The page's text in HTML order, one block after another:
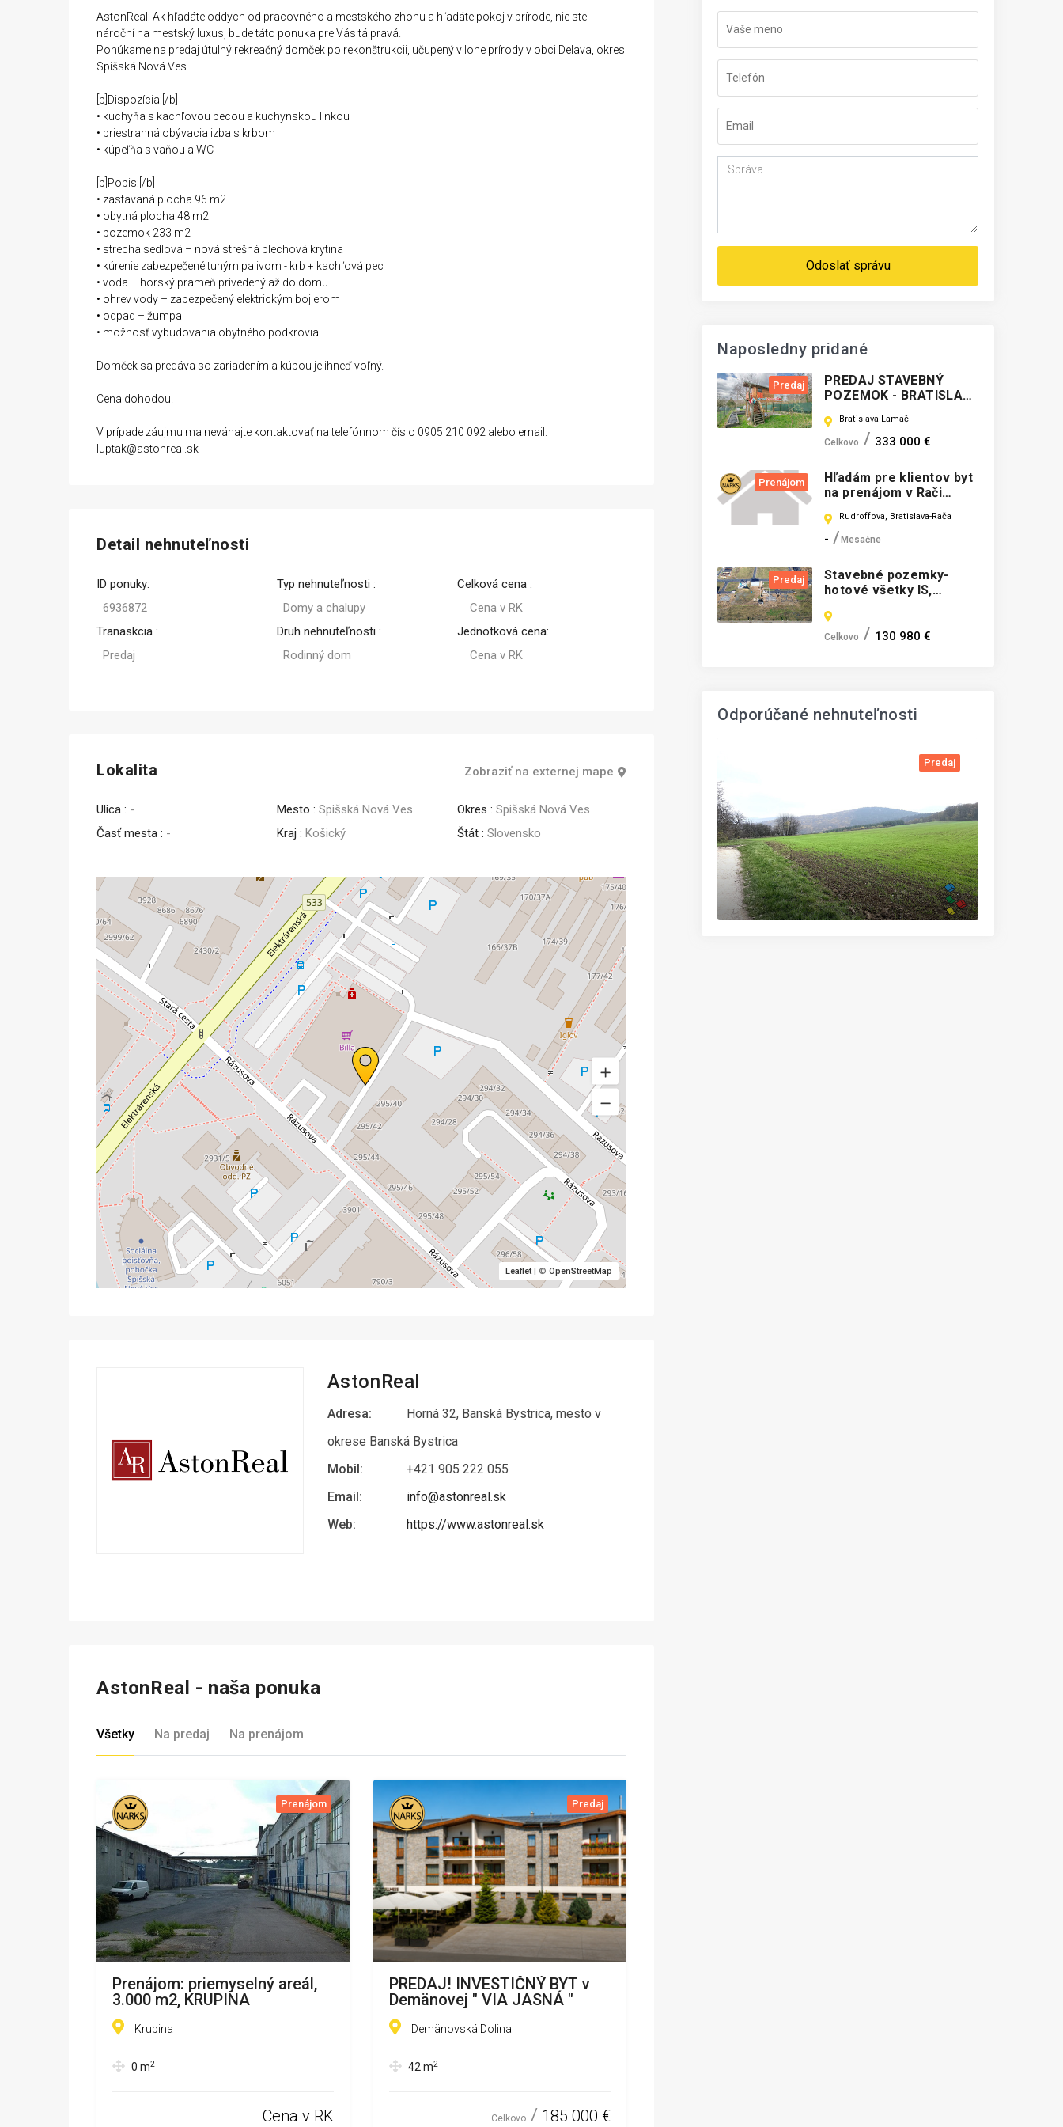
AstonReal: Ak hľadáte oddych od pracovného a mestského zhonu a hľadáte pokoj v prírode, nie ste
nároční na mestský luxus, bude táto ponuka pre Vás tá pravá.
Ponúkame na predaj útulný rekreačný domček po rekonštrukcii, učupený v lone prírody v obci Delava, okres
Spišská Nová Ves.
[b]Dispozícia:[/b]
• kuchyňa s kachľovou pecou a kuchynskou linkou
• priestranná obývacia izba s krbom
• kúpeľňa s vaňou a WC
[b]Popis:[/b]
• zastavaná plocha 96 m2
• obytná plocha 48 m2
• pozemok 233 m2
• strecha sedlová – nová strešná plechová krytina
• kúrenie zabezpečené tuhým palivom - krb + kachľová pec
• voda – horský prameň privedený až do domu
• ohrev vody – zabezpečený elektrickým bojlerom
• odpad – žumpa
• možnosť vybudovania obytného podkrovia
Domček sa predáva so zariadením a kúpou je ihneď voľný.
Cena dohodou.
V prípade záujmu ma neváhajte kontaktovať na telefónnom číslo 0905 210 092 alebo email:
luptak@astonreal.sk
Detail nehnuteľnosti
ID ponuky:
6936872
Tranaskcia :
Predaj
Typ nehnuteľnosti :
Domy a chalupy
Druh nehnuteľnosti :
Rodinný dom
Celková cena :
Cena v RK
Jednotková cena:
Cena v RK
Lokalita Zobraziť na externej mape
Ulica : -
Časť mesta : -
Mesto : Spišská Nová Ves
Kraj : Košický
Okres : Spišská Nová Ves
Štát : Slovensko
Leaflet| © OpenStreetMap
AstonReal
Adresa:
Horná 32, Banská Bystrica, mesto v
okrese Banská Bystrica
Mobil:
+421 905 222 055
Email:
info@astonreal.sk
Web:
https://www.astonreal.sk
AstonReal - naša ponuka
Všetky Na predaj Na prenájom
Prenájom
Prenájom: priemyselný areál,
3.000 m2, KRUPINA
Krupina
0 m2
Cena v RK
Predaj
PREDAJ! INVESTIČNÝ BYT v
Demänovej " VIA JASNÁ "
Demänovská Dolina
42 m2
Celkovo 185 000 €
Odoslať správu
Naposledny pridané
Predaj
PREDAJ STAVEBNÝ
POZEMOK - BRATISLAVA
OTKAE)
Bratislava-Lamač
Celkovo 333 000 €
Prenájom
Hľadám pre klientov byt
na prenájom v Rači
Rudroffova, Bratislava-Rača
- Mesačne
Predaj
Stavebné pozemky-
hotové všetky IS,
cestyVÝCHODNÉ MOKRANCE, Mokrance
Celkovo 130 980 €
Odporúčané nehnuteľnosti
Predaj Predaj